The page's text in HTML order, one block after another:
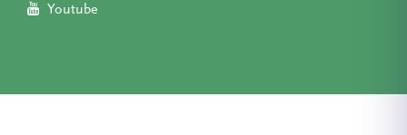
Youtube